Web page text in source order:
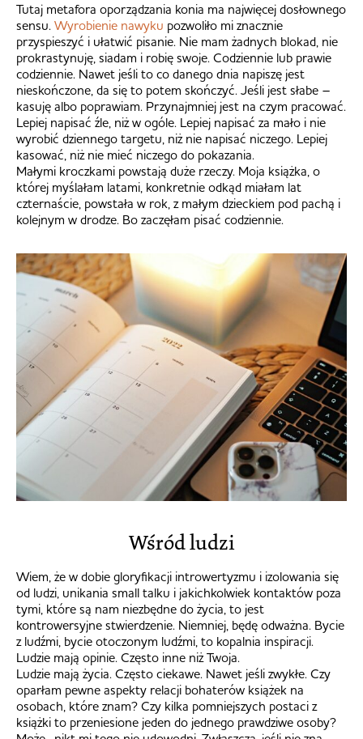
Tutaj metafora oporządzania konia ma najwięcej dosłownego
sensu. Wyrobienie nawyku pozwoliło mi znacznie
przyspieszyć i ułatwić pisanie. Nie mam żadnych blokad, nie
prokrastynuję, siadam i robię swoje. Codziennie lub prawie
codziennie. Nawet jeśli to co danego dnia napiszę jest
nieskończone, da się to potem skończyć. Jeśli jest słabe –
kasuję albo poprawiam. Przynajmniej jest na czym pracować.
Lepiej napisać źle, niż w ogóle. Lepiej napisać za mało i nie
wyrobić dziennego targetu, niż nie napisać niczego. Lepiej
kasować, niż nie mieć niczego do pokazania.
Małymi kroczkami powstają duże rzeczy. Moja książka, o
której myślałam latami, konkretnie odkąd miałam lat
czternaście, powstała w rok, z małym dzieckiem pod pachą i
kolejnym w drodze. Bo zaczęłam pisać codziennie.
Wśród ludzi
Wiem, że w dobie gloryfikacji introwertyzmu i izolowania się
od ludzi, unikania small talku i jakichkolwiek kontaktów poza
tymi, które są nam niezbędne do życia, to jest
kontrowersyjne stwierdzenie. Niemniej, będę odważna. Bycie
z ludźmi, bycie otoczonym ludźmi, to kopalnia inspiracji.
Ludzie mają opinie. Często inne niż Twoja.
Ludzie mają życia. Często ciekawe. Nawet jeśli zwykłe. Czy
oparłam pewne aspekty relacji bohaterów książek na
osobach, które znam? Czy kilka pomniejszych postaci z
książki to przeniesione jeden do jednego prawdziwe osoby?